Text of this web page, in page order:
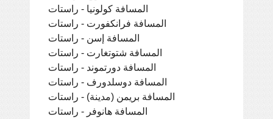
المسافة كولونيا - راستات
المسافة فرانكفورت - راستات
المسافة إسن - راستات
المسافة شتوتغارت - راستات
المسافة دورتموند - راستات
المسافة دوسلدورف - راستات
المسافة بريمن (مدينة) - راستات
المسافة هانوفر - راستات